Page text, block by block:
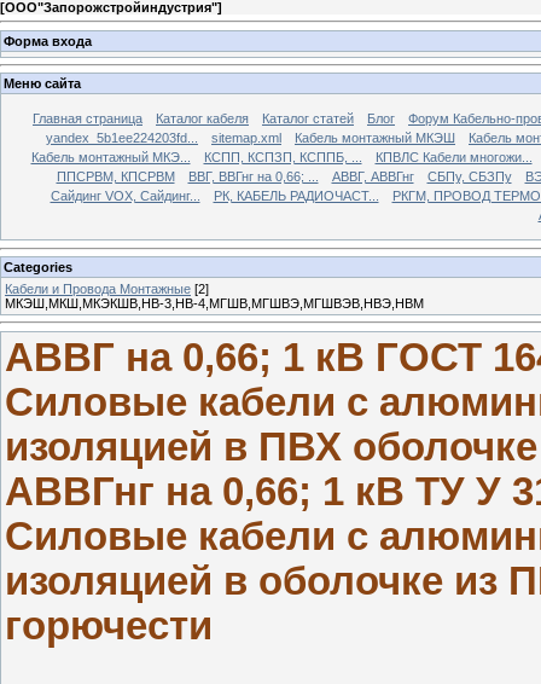
[ООО"Запорожстройиндустрия"]
Форма входа
Меню сайта
Главная страница Каталог кабеля Каталог статей Блог
Форум Кабельно-
yandex_5b1ee224203fd...
sitemap.xml Кабель монтажный МКЭШ
Кабель
Кабель монтажный МКЭ...
КСПП, КСПЗП, КСППБ, ...
КПВЛС Кабели многожи...
ППСРВМ, КПСРВМ
ВВГ, ВВГнг на 0,66; ... АВВГ, АВВГнг СБПу, СБЗПу
Сайдинг VOX, Сайдинг...
РК, КАБЕЛЬ РАДИОЧАСТ...
РКГМ, ПРОВОД
Categories
Кабели и Провода Монтажные [2]
МКЭШ,МКШ,МКЭКШВ,НВ-3,НВ-4,МГШВ,МГШВЭ,МГШВЭВ,НВЭ,НВМ
АВВГ на 0,66; 1 кВ ГОСТ
Силовые кабели с
изоляцией в ПВХ оболочке
АВВГнг на 0,66; 1 кВ ТУ У
Силовые кабели с
изоляцией в оболочке из
горючести